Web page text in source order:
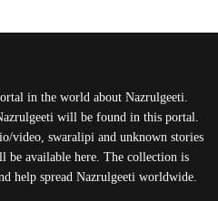
in the world about Nazrulgeeti.
will be found in this portal.
video, swaralipi and unknown stories
be available here. The collection is
help spread Nazrulgeeti worldwide.